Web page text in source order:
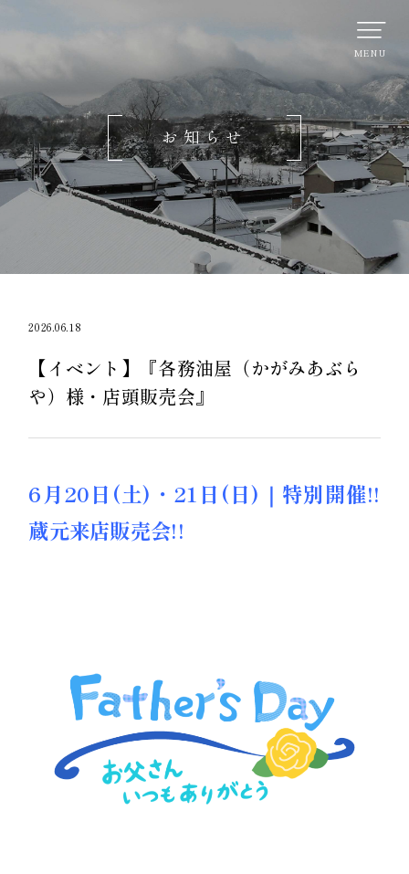
お知らせ
2026.06.18
【イベント】『各務油屋（かがみあぶら
や）様・店頭販売会』
6月20日(土)・21日(日)｜特別開催!!
蔵元来店販売会!!